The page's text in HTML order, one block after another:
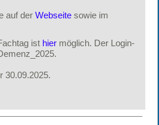
auf der Webseite sowie im
ist hier möglich. Der Login-
30.09.2025.